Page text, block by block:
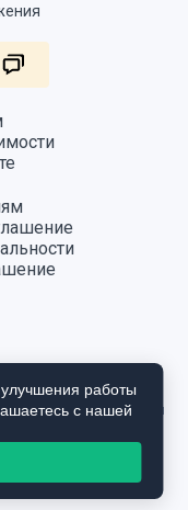
публичной офертой
Для получения
продаж застройщика.
работы
с нашей